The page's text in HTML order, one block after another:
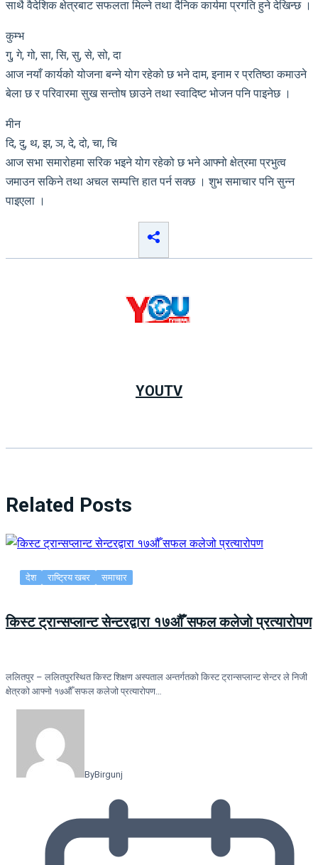
साथै वैदेशिक क्षेत्रबाट सफलता मिल्ने तथा दैनिक कार्यमा प्रगति हुने देखिन्छ ।
कुम्भ
गु, गे, गो, सा, सि, सु, से, सो, दा
आज नयाँ कार्यको योजना बन्ने योग रहेको छ भने दाम, इनाम र प्रतिष्ठा कमाउने
बेला छ र परिवारमा सुख सन्तोष छाउने तथा स्वादिष्ट भोजन पनि पाइनेछ ।
मीन
दि, दु, थ, झ, ञ, दे, दो, चा, चि
आज सभा समारोहमा सरिक भइने योग रहेको छ भने आफ्नो क्षेत्रमा प्रभुत्व
जमाउन सकिने तथा अचल सम्पत्ति हात पर्न सक्छ । शुभ समाचार पनि सुन्न
पाइएला ।
YOUTV
Related Posts
देश राष्ट्रिय खबर समाचार
किस्ट ट्रान्सप्लान्ट सेन्टरद्वारा १७औँ सफल कलेजो प्रत्यारोपण
ललितपुर – ललितपुरस्थित किस्ट शिक्षण अस्पताल अन्तर्गतको किस्ट ट्रान्सप्लान्ट सेन्टर ले निजी
क्षेत्रको आफ्नो १७औँ सफल कलेजो प्रत्यारोपण…
ByBirgunj